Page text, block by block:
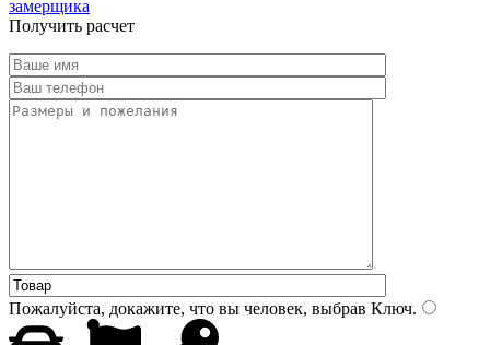
замерщика
Получить расчет
Пожалуйста, докажите, что вы человек, выбрав Ключ.